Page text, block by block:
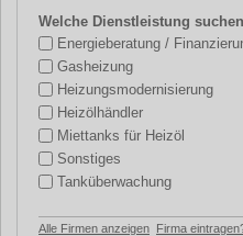
Welche Dienstleistung
Energieberatung /
Gasheizung
Heizungsmodernisierung
Heizölhändler
Miettanks für Heizöl
Sonstiges
Tanküberwachung
Alle Firmen anzeigen Firma